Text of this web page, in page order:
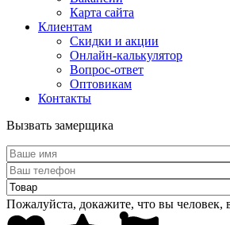
Карта сайта
Клиентам
Скидки и акции
Онлайн-калькулятор
Вопрос-ответ
Оптовикам
Контакты
Вызвать замерщика
Пожалуйста, докажите, что вы человек,